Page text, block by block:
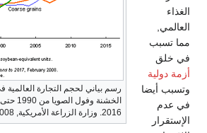
لحجم التجارة العالمية في القمح, الحبوب
الخشنة وفول الصويا من 1990 حتى 2008, والمتوقع حتى